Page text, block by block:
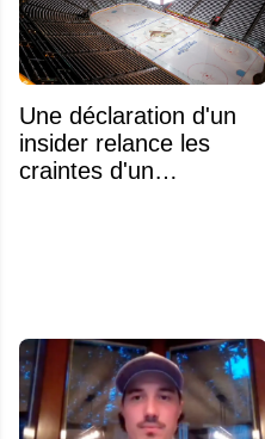
Une déclaration d'un
insider relance les
craintes d'un